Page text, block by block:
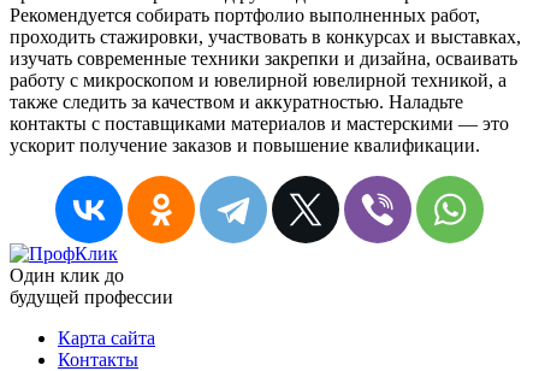
Рекомендуется собирать портфолио выполненных работ,
проходить стажировки, участвовать в конкурсах и выставках,
изучать современные техники закрепки и дизайна, осваивать
работу с микроскопом и ювелирной ювелирной техникой, а
также следить за качеством и аккуратностью. Наладьте
контакты с поставщиками материалов и мастерскими — это
ускорит получение заказов и повышение квалификации.
Один клик до
будущей профессии
Карта сайта
Контакты